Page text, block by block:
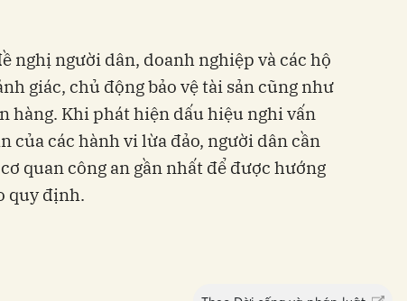
nghị người dân, doanh nghiệp và các hộ
giác, chủ động bảo vệ tài sản cũng như
hàng. Khi phát hiện dấu hiệu nghi vấn
của các hành vi lừa đảo, người dân cần
quan công an gần nhất để được hướng
quy định.